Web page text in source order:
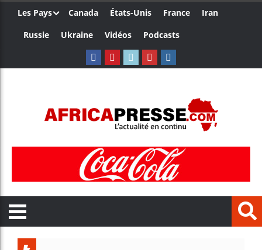
Les Pays Canada États-Unis France
Iran
Russie
Ukraine Vidéos Podcasts